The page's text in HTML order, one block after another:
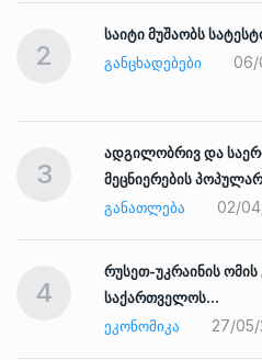
2
საიტი მუშაობს
ᲒᲐᲜᲪᲮᲐᲓᲔᲑᲔᲑᲘ
06/
3
ადგილობრივ და
მეცნიერების
ᲒᲐᲜᲐᲗᲚᲔᲑᲐ
02/
4
რუსეთ-უკრაინის
საქართველოს…
ᲔᲙᲝᲜᲝᲛᲘᲙᲐ
27/05/